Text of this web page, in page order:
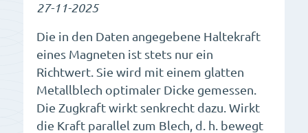
27-11-2025
Die in den Daten angegebene Haltekraft
eines Magneten ist stets nur ein
Richtwert. Sie wird mit einem glatten
Metallblech optimaler Dicke gemessen.
Die Zugkraft wirkt senkrecht dazu. Wirkt
die Kraft parallel zum Blech, d. h. bewegt